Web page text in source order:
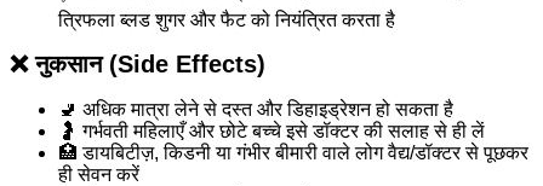
त्रिफला ब्लड शुगर और फैट को नियंत्रित करता है
❌ नुकसान (Side Effects)
🚽 अधिक मात्रा लेने से दस्त और डिहाइड्रेशन हो सकता है
🤰 गर्भवती महिलाएँ और छोटे बच्चे इसे डॉक्टर की सलाह से ही लें
🏥 डायबिटीज़, किडनी या गंभीर बीमारी वाले लोग वैद्य/डॉक्टर से पूछकर
ही सेवन करें